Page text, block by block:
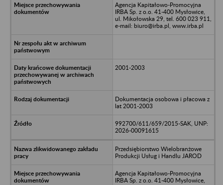
Agencja Kapitałowo-Promocyjna
IRBA Sp. z o.o. 41-400 Mysłowice,
ul. Mikołowska 29, tel. 600 023 911,
e-mail: biuro@irba.pl, www.irba.pl
2001-2003
Dokumentacja osobowa i płacowa z
lat 2001-2003
992700/611/659/2015-SAK, UNP:
2026-00091615
Przedsiębiorstwo Wielobranżowe
Produkcji Usług i Handlu JAROD
Agencja Kapitałowo-Promocyjna
IRBA Sp. z o.o. 41-400 Mysłowice,